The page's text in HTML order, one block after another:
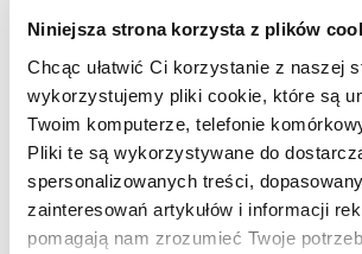
Niniejsza strona korzysta z plików
Chcąc ułatwić Ci korzystanie z naszej
wykorzystujemy pliki cookie, które są
Twoim komputerze, telefonie
Pliki te są wykorzystywane do
spersonalizowanych treści,
zainteresowań artykułów i informacji
pomagają nam zrozumieć Twoje